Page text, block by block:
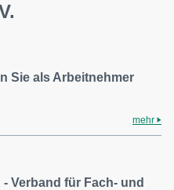
Sie als Arbeitnehmer
mehr
- Verband für Fach- und